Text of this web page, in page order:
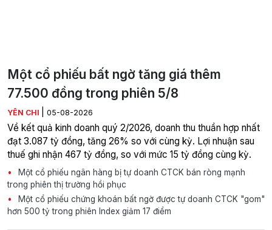
Một cổ phiếu bất ngờ tăng giá thêm
77.500 đồng trong phiên 5/8
YÊN CHI 05-08-2026
Về kết quả kinh doanh quý 2/2026, doanh thu thuần hợp nhất
đạt 3.087 tỷ đồng, tăng 26% so với cùng kỳ. Lợi nhuận sau
thuế ghi nhận 467 tỷ đồng, so với mức 15 tỷ đồng cùng kỳ.
Một cổ phiếu ngân hàng bị tự doanh CTCK bán ròng mạnh
trong phiên thị trường hồi phục
Một cổ phiếu chứng khoán bất ngờ được tự doanh CTCK "gom"
hơn 500 tỷ trong phiên Index giảm 17 điểm